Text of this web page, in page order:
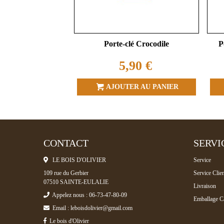
Porte-clé Crocodile
5,90 €
AJOUTER AU PANIER
CONTACT
LE BOIS D'OLIVIER
109 rue du Gerbier
07510 SAINTE-EULALIE
Appelez nous : 06-73-47-80-09
Email : leboisdolivier@gmail.com
Le bois d'Olivier
Service
Service
Livraison
Emballage